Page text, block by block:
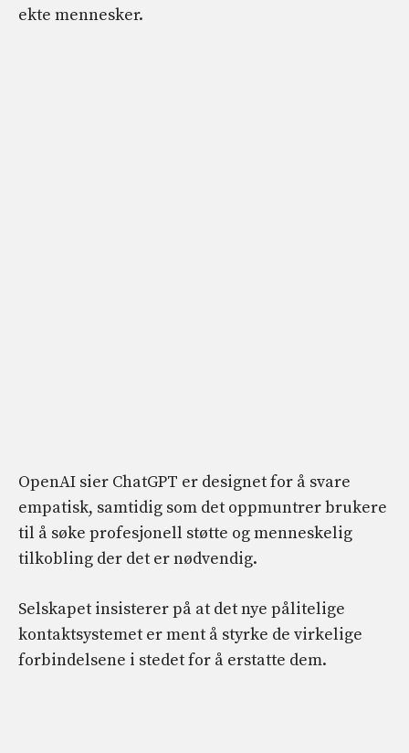
ekte mennesker.
OpenAI sier ChatGPT er designet for å svare
empatisk, samtidig som det oppmuntrer brukere
til å søke profesjonell støtte og menneskelig
tilkobling der det er nødvendig.
Selskapet insisterer på at det nye pålitelige
kontaktsystemet er ment å styrke de virkelige
forbindelsene i stedet for å erstatte dem.